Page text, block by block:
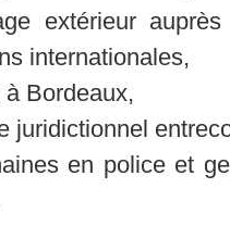
extérieur auprès
internationales,
Bordeaux,
juridictionnel
en police et